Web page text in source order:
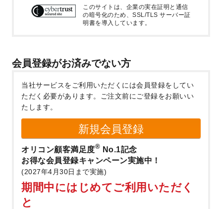
このサイトは、企業の実在証明と通信
の暗号化のため、SSL/TLS サーバー証
明書を導入しています。
会員登録がお済みでない方
当社サービスをご利用いただくには会員登録をしてい
ただく必要があります。
ご注文前にご登録をお願いい
たします。
新規会員登録
オリコン顧客満足度® No.1記念
お得な会員登録キャンペーン実施中！
(2027年4月30日まで実施)
期間中にはじめてご利用いただく
と